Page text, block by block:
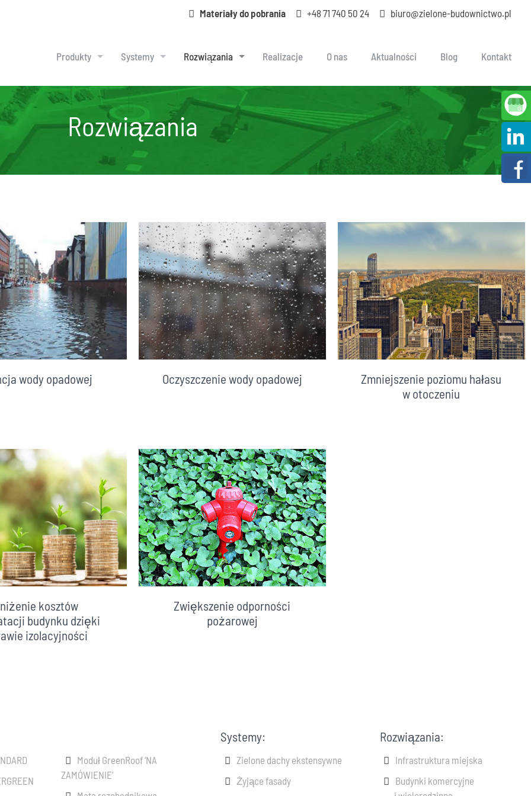
Materiały do pobrania +48 71 740 50 24 biuro@zielone-budownictwo.pl
Produkty Systemy Rozwiązania Realizacje O nas Aktualności Blog Kontakt
Rozwiązania
wody opadowej Oczyszczenie wody opadowej
Zmniejszenie poziomu hałasu
w otoczeniu
kosztów
budynku dzięki
izolacyjności
Zwiększenie odporności
pożarowej
Moduł GreenRoof ‘NA
ZAMÓWIENIE’
Systemy:
Zielone dachy ekstensywne
Żyjące fasady
Rozwiązania:
Infrastruktura miejska
Budynki komercyjne